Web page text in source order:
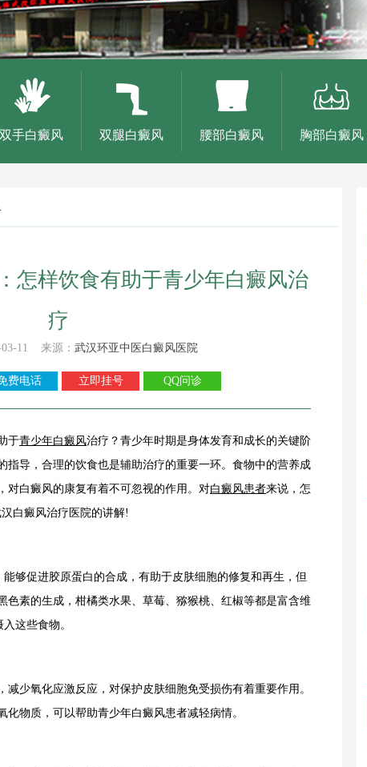
双手白癜风 双腿白癜风 腰部白癜风 胸部白癜风
怎样饮食有助于青少年白癜风治
疗
03-11 来源： 武汉环亚中医白癜风医院
费电话 立即挂号 QQ问诊
于青少年白癜风治疗？青少年时期是身体发育和成长的关键阶
指导，合理的饮食也是辅助治疗的重要一环。食物中的营养成
对白癜风的康复有着不可忽视的作用。对白癜风患者来说，怎
白癜风治疗医院的讲解!
促进胶原蛋白的合成，有助于皮肤细胞的修复和再生，但
色素的生成，柑橘类水果、草莓、猕猴桃、红椒等都是富含维
这些食物。
少氧化应激反应，对保护皮肤细胞免受损伤有着重要作用。
物质，可以帮助青少年白癜风患者减轻病情。